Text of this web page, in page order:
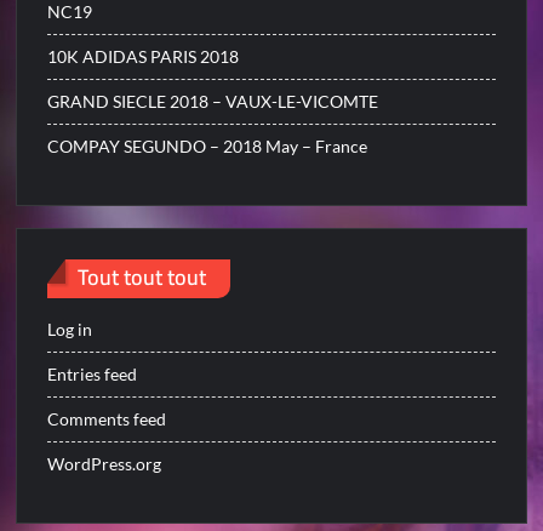
NC19
10K ADIDAS PARIS 2018
GRAND SIECLE 2018 – VAUX-LE-VICOMTE
COMPAY SEGUNDO – 2018 May – France
Tout tout tout
Log in
Entries feed
Comments feed
WordPress.org